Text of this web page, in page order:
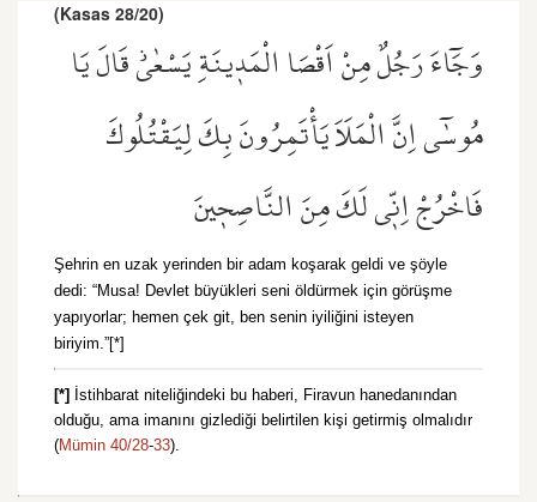
(Kasas 28/20)
وَجَٓاءَ رَجُلٌ مِنْ اَقْصَا الْمَد۪ينَةِ يَسْعٰىۘ قَالَ يَا
مُوسٰٓى اِنَّ الْمَلَاَ يَأْتَمِرُونَ بِكَ لِيَقْتُلُوكَ
فَاخْرُجْ اِنّ۪ي لَكَ مِنَ النَّاصِح۪ينَ
Şehrin en uzak yerinden bir adam koşarak geldi ve şöyle
dedi: “Musa! Devlet büyükleri seni öldürmek için görüşme
yapıyorlar; hemen çek git, ben senin iyiliğini isteyen
biriyim.”[*]
[*]
İstihbarat niteliğindeki bu haberi, Firavun hanedanından
olduğu, ama imanını gizlediği belirtilen kişi getirmiş olmalıdır
(Mümin 40/28-33).